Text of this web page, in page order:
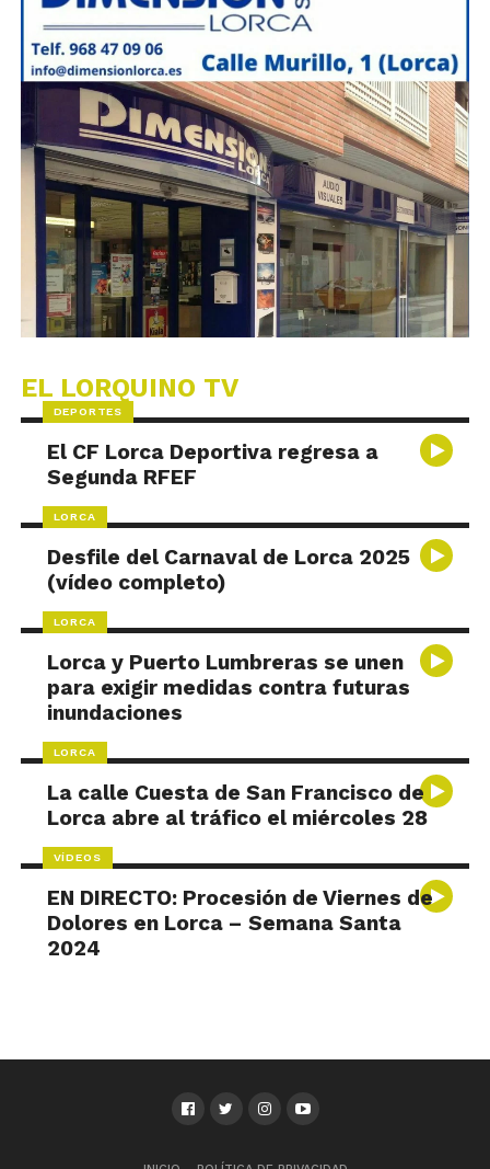
EL LORQUINO TV
DEPORTES
El CF Lorca Deportiva regresa a
Segunda RFEF
LORCA
Desfile del Carnaval de Lorca 2025
(vídeo completo)
LORCA
Lorca y Puerto Lumbreras se unen
para exigir medidas contra futuras
inundaciones
LORCA
La calle Cuesta de San Francisco de
Lorca abre al tráfico el miércoles 28
VÍDEOS
EN DIRECTO: Procesión de Viernes de
Dolores en Lorca – Semana Santa
2024